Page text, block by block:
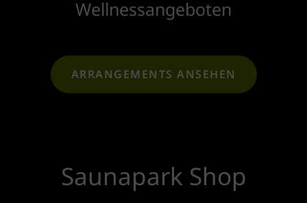
Wellnessangeboten
ARRANGEMENTS ANSEHEN
Saunapark Shop